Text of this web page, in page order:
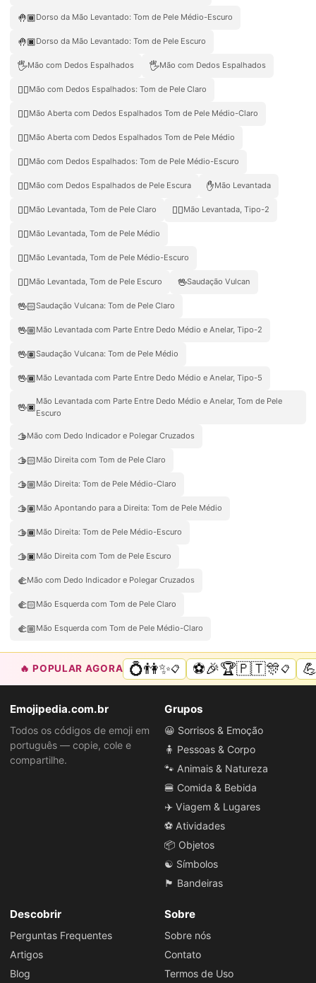
🤚🏾Dorso da Mão Levantado: Tom de Pele Médio-Escuro
🤚🏿Dorso da Mão Levantado: Tom de Pele Escuro
🖐️Mão com Dedos Espalhados 🖐Mão com Dedos Espalhados
🖐🏻Mão com Dedos Espalhados: Tom de Pele Claro
🖐🏼Mão Aberta com Dedos Espalhados Tom de Pele Médio-Claro
🖐🏽Mão Aberta com Dedos Espalhados Tom de Pele Médio
🖐🏾Mão com Dedos Espalhados: Tom de Pele Médio-Escuro
🖐🏿Mão com Dedos Espalhados de Pele Escura ✋Mão Levantada
✋🏻Mão Levantada, Tom de Pele Claro ✋🏼Mão Levantada, Tipo-2
✋🏽Mão Levantada, Tom de Pele Médio
✋🏾Mão Levantada, Tom de Pele Médio-Escuro
✋🏿Mão Levantada, Tom de Pele Escuro 🖖Saudação Vulcan
🖖🏻Saudação Vulcana: Tom de Pele Claro
🖖🏼Mão Levantada com Parte Entre Dedo Médio e Anelar, Tipo-2
🖖🏽Saudação Vulcana: Tom de Pele Médio
🖖🏾Mão Levantada com Parte Entre Dedo Médio e Anelar, Tipo-5
🖖🏿
Mão Levantada com Parte Entre Dedo Médio e Anelar, Tom de Pele
Escuro
🫱Mão com Dedo Indicador e Polegar Cruzados
🫱🏻Mão Direita com Tom de Pele Claro
🫱🏼Mão Direita: Tom de Pele Médio-Claro
🫱🏽Mão Apontando para a Direita: Tom de Pele Médio
🫱🏾Mão Direita: Tom de Pele Médio-Escuro
🫱🏿Mão Direita com Tom de Pele Escuro
🫲Mão com Dedo Indicador e Polegar Cruzados
🫲🏻Mão Esquerda com Tom de Pele Claro
🫲🏼Mão Esquerda com Tom de Pele Médio-Claro
🔥 POPULAR AGORA 💍👫✨📋 ⚽🎉🏆🇵🇹🎊📋
Emojipedia.com.br
Todos os códigos de emoji em
português — copie, cole e
compartilhe.
Grupos
😀 Sorrisos & Emoção
🧍 Pessoas & Corpo
🐾 Animais & Natureza
🍔 Comida & Bebida
✈️ Viagem & Lugares
⚽ Atividades
📦 Objetos
☯️ Símbolos
🏴 Bandeiras
Descobrir
Perguntas Frequentes
Artigos
Blog
Sobre
Sobre nós
Contato
Termos de Uso